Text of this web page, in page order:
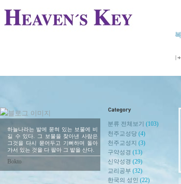
하늘나라는 밭에 묻혀 있는 보물에 비
길 수 있다. 그 보물을 찾아낸 사람은
그것을 다시 묻어두고 기뻐하며 돌아
가서 있는 것을 다 팔아 그 밭을 산다.
Bokto
분류 전체보기 (103)
천주교성당 (4)
천주교성지 (3)
구약성경 (13)
신약성경 (29)
교리공부 (32)
한국의 성인 (22)